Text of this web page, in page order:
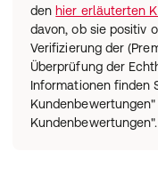
den hier erläuterten
davon, ob sie positiv
Verifizierung der
Überprüfung der
Informationen finden
Kundenbewertungen".